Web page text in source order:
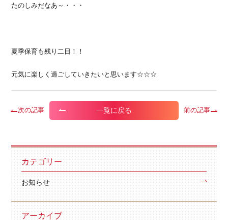
たのしみだなあ～・・・
夏季保育も残り二日！！
元気に楽しく過ごしていきたいと思います☆☆☆
次の記事 一覧に戻る 前の記事
カテゴリー
お知らせ
アーカイブ